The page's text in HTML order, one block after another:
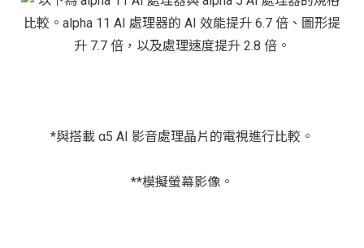
*與搭載 α5 AI 影音處理晶片的電視進行比較。
**模擬螢幕影像。